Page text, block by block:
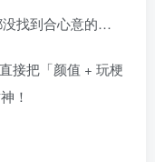
没找到合心意的…
直接把「颜值 + 玩梗
！